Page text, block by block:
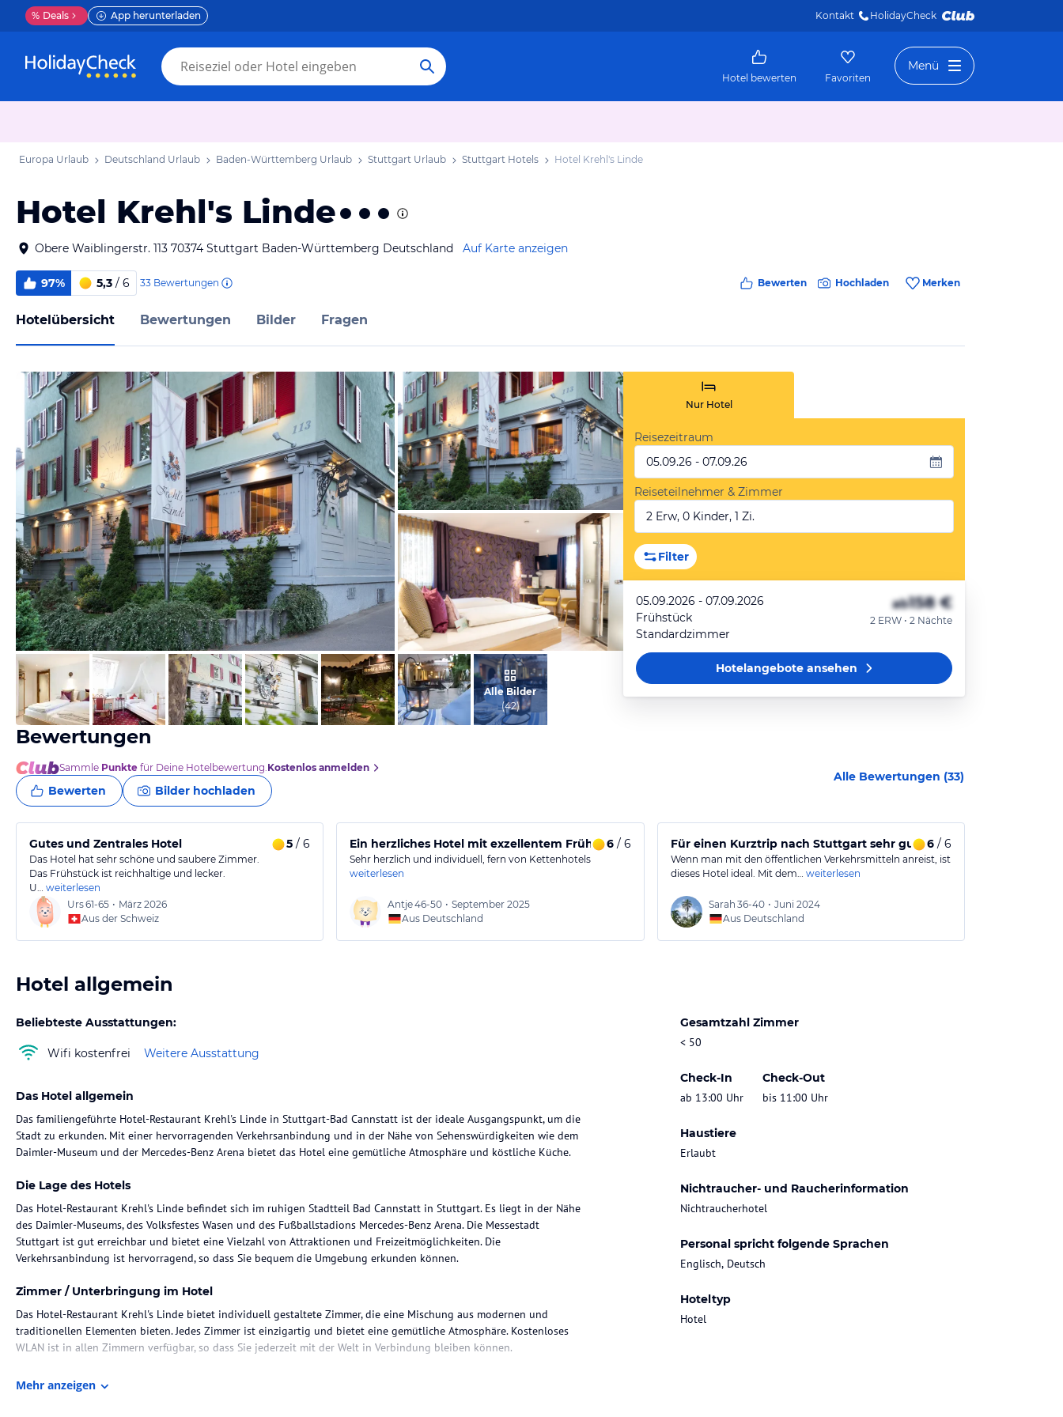
% Deals App herunterladen Kontakt HolidayCheck
Hotel bewerten Favoriten
Menü
Europa Urlaub Deutschland Urlaub Baden-Württemberg Urlaub Stuttgart Urlaub Stuttgart Hotels Hotel Krehl's Linde
Hotel Krehl's Linde
Obere Waiblingerstr. 113 70374 Stuttgart Baden-Württemberg Deutschland Auf Karte anzeigen
97% 5,3 / 6 33 Bewertungen Bewerten Hochladen Merken
Hotelübersicht Bewertungen Bilder Fragen
vom Hotelier, Oktober 2019
vom Hotelier, Oktober 2019
vom Hotelier, Oktober 2019
Alle Bilder
(42)
Nur Hotel
Reisezeitraum
05.09.26 - 07.09.26
Reiseteilnehmer & Zimmer
2 Erw, 0 Kinder, 1 Zi.
Filter
05.09.2026 - 07.09.2026
Frühstück
Standardzimmer
ab158 €
2 ERW • 2 Nächte
Hotelangeboteansehen
Bewertungen
Sammle Punkte für Deine Hotelbewertung.Kostenlos anmelden
Bewerten Bilder hochladen
Alle Bewertungen (33)
Gutes und Zentrales Hotel 5 / 6
Das Hotel hat sehr schöne und saubere Zimmer.
Das Frühstück ist reichhaltige und lecker.
U… weiterlesen
Urs61-65 • März 2026
Aus der Schweiz
Ein herzliches Hotel mit exzellentem Frühstück
6/ 6
Sehr herzlich und individuell, fern von Kettenhotels
weiterlesen
Antje46-50 • September 2025
Aus Deutschland
Für einen Kurztrip nach Stuttgart sehr gut geeignet
6/ 6
Wenn man mit den öffentlichen Verkehrsmitteln anreist, ist
dieses Hotel ideal. Mit dem… weiterlesen
Sarah 36-40 • Juni 2024
Aus Deutschland
Hotel allgemein
Beliebteste Ausstattungen:
Wifi kostenfrei Weitere Ausstattung
Gesamtzahl Zimmer
< 50
Check-In
ab 13:00 Uhr
Check-Out
bis 11:00 Uhr
Haustiere
Erlaubt
Nichtraucher- und Raucherinformation
Nichtraucherhotel
Personal spricht folgende Sprachen
Englisch, Deutsch
Hoteltyp
Hotel
Das Hotel allgemein
Das familiengeführte Hotel-Restaurant Krehl's Linde in Stuttgart-Bad Cannstatt ist der ideale Ausgangspunkt, um die
Stadt zu erkunden. Mit einer hervorragenden Verkehrsanbindung und in der Nähe von Sehenswürdigkeiten wie dem
Daimler-Museum und der Mercedes-Benz Arena bietet das Hotel eine gemütliche Atmosphäre und köstliche Küche.
Die Lage des Hotels
Das Hotel-Restaurant Krehl's Linde befindet sich im ruhigen Stadtteil Bad Cannstatt in Stuttgart. Es liegt in der Nähe
des Daimler-Museums, des Volksfestes Wasen und des Fußballstadions Mercedes-Benz Arena. Die Messestadt
Stuttgart ist gut erreichbar und bietet eine Vielzahl von Attraktionen und Freizeitmöglichkeiten. Die
Verkehrsanbindung ist hervorragend, so dass Sie bequem die Umgebung erkunden können.
Zimmer / Unterbringung im Hotel
Das Hotel-Restaurant Krehl's Linde bietet individuell gestaltete Zimmer, die eine Mischung aus modernen und
traditionellen Elementen bieten. Jedes Zimmer ist einzigartig und bietet eine gemütliche Atmosphäre. Kostenloses
WLAN ist in allen Zimmern verfügbar, so dass Sie jederzeit mit der Welt in Verbindung bleiben können.
Gastronomie im Hotel
Mehr anzeigen